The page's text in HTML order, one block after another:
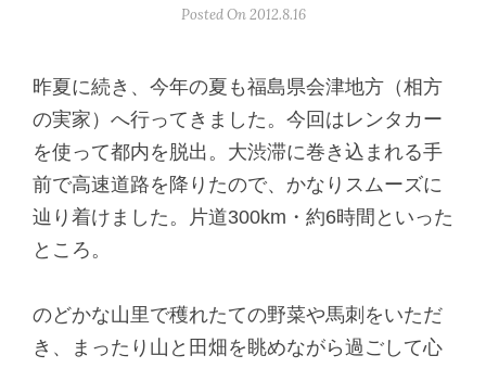
Posted On 2012.8.16
昨夏に続き、今年の夏も福島県会津地方（相方
の実家）へ行ってきました。今回はレンタカー
を使って都内を脱出。大渋滞に巻き込まれる手
前で高速道路を降りたので、かなりスムーズに
辿り着けました。片道300km・約6時間といった
ところ。
のどかな山里で穫れたての野菜や馬刺をいただ
き、まったり山と田畑を眺めながら過ごして心